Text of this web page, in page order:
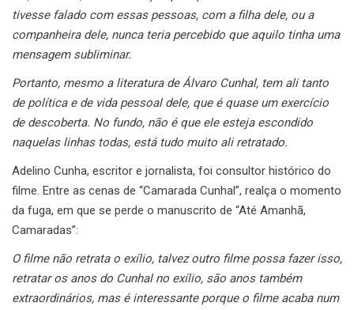
tivesse falado com essas pessoas, com a filha dele, ou a
companheira dele, nunca teria percebido que aquilo tinha uma
mensagem subliminar.
Portanto, mesmo a literatura de Álvaro Cunhal, tem ali tanto
de política e de vida pessoal dele, que é quase um exercício
de descoberta. No fundo, não é que ele esteja escondido
naquelas linhas todas, está tudo muito ali retratado.
Adelino Cunha, escritor e jornalista, foi consultor histórico do
filme. Entre as cenas de “Camarada Cunhal”, realça o momento
da fuga, em que se perde o manuscrito de “Até Amanhã,
Camaradas”:
O filme não retrata o exílio, talvez outro filme possa fazer isso,
retratar os anos do Cunhal no exílio, são anos também
extraordinários, mas é interessante porque o filme acaba num